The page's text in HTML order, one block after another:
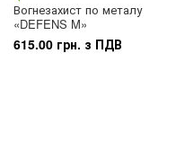
Вогнезахист по металу
«DEFENS M»
615.00 грн. з ПДВ